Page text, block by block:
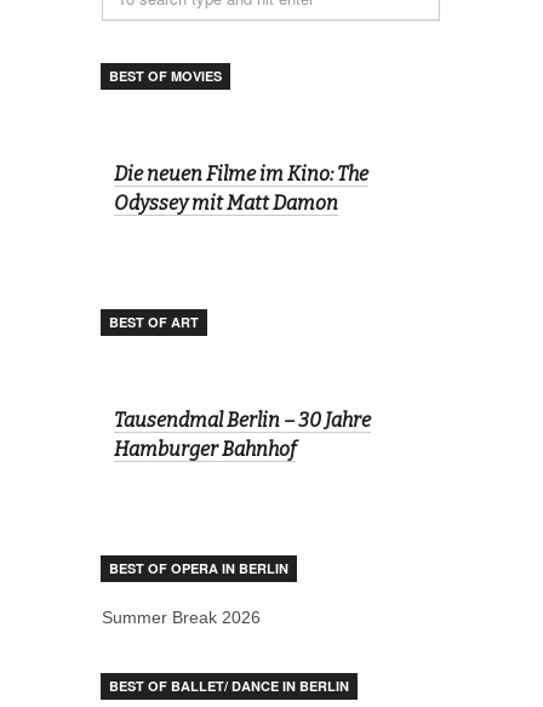
BEST OF MOVIES
Die neuen Filme im Kino: The
Odyssey mit Matt Damon
BEST OF ART
Tausendmal Berlin – 30 Jahre
Hamburger Bahnhof
BEST OF OPERA IN BERLIN
Summer Break 2026
BEST OF BALLET/ DANCE IN BERLIN